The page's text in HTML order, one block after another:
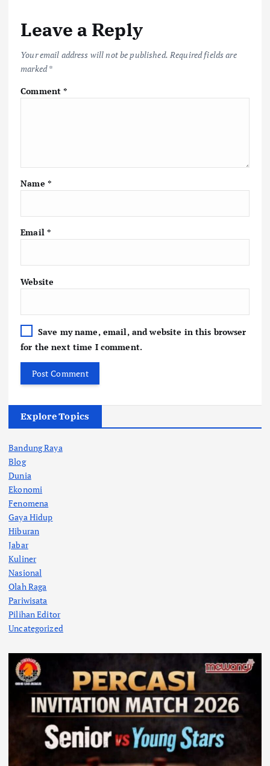
o
k
p
p k
Leave a Reply
Your email address will not be published. Required fields are
marked*
Comment*
Name *
Email *
Website
Save my name, email, and website in this browser
for the next time I comment.
Explore Topics
Bandung Raya
Blog
Dunia
Ekonomi
Fenomena
Gaya Hidup
Hiburan
Jabar
Kuliner
Nasional
Olah Raga
Pariwisata
Pilihan Editor
Uncategorized